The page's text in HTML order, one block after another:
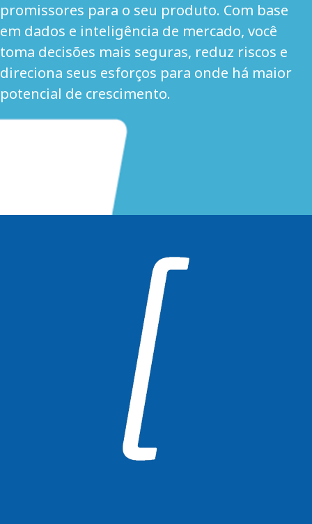
promissores para o seu produto. Com base
em dados e inteligência de mercado, você
toma decisões mais seguras, reduz riscos e
direciona seus esforços para onde há maior
potencial de crescimento.